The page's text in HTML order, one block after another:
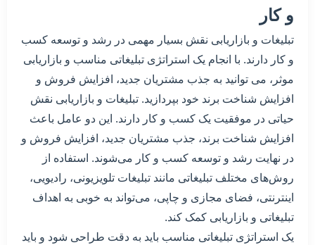
و کار
تبلیغات و بازاریابی نقش بسیار مهمی در رشد و توسعه کسب
و کار دارند. با انجام یک استراتژی تبلیغاتی مناسب و بازاریابی
موثر، می توانید به جذب مشتریان جدید، افزایش فروش و
افزایش شناخت برند خود بپردازید. تبلیغات و بازاریابی نقش
حیاتی در موفقیت یک کسب و کار دارند. این دو عامل باعث
افزایش شناخت برند، جذب مشتریان جدید، افزایش فروش و
در نهایت رشد و توسعه کسب و کار می‌شوند. استفاده از
روش‌های مختلف تبلیغاتی مانند تبلیغات تلویزیونی، رادیویی،
اینترنتی، فضای مجازی و چاپی، می‌تواند به خوبی به اهداف
تبلیغاتی و بازاریابی کمک کند.
یک استراتژی تبلیغاتی مناسب باید به دقت طراحی شود و باید